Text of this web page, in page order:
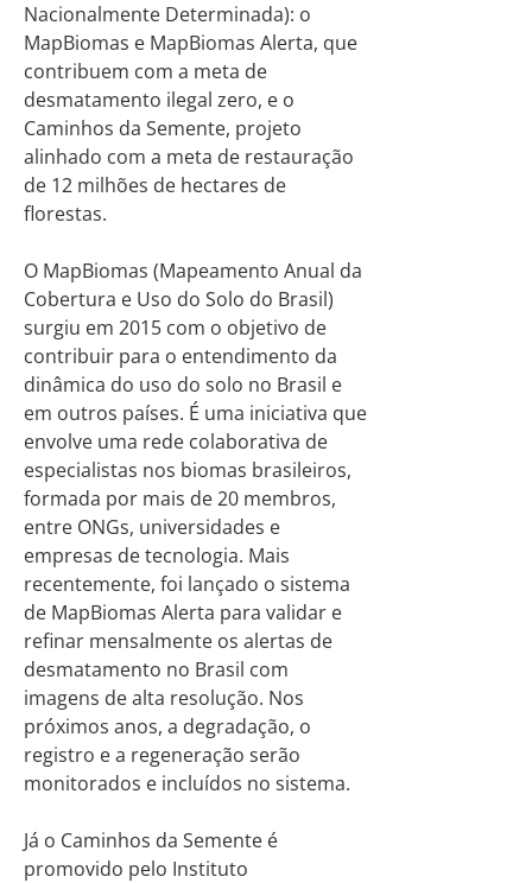
Nacionalmente Determinada): o
MapBiomas e MapBiomas Alerta, que
contribuem com a meta de
desmatamento ilegal zero, e o
Caminhos da Semente, projeto
alinhado com a meta de restauração
de 12 milhões de hectares de
florestas.
O MapBiomas (Mapeamento Anual da
Cobertura e Uso do Solo do Brasil)
surgiu em 2015 com o objetivo de
contribuir para o entendimento da
dinâmica do uso do solo no Brasil e
em outros países. É uma iniciativa que
envolve uma rede colaborativa de
especialistas nos biomas brasileiros,
formada por mais de 20 membros,
entre ONGs, universidades e
empresas de tecnologia. Mais
recentemente, foi lançado o sistema
de MapBiomas Alerta para validar e
refinar mensalmente os alertas de
desmatamento no Brasil com
imagens de alta resolução. Nos
próximos anos, a degradação, o
registro e a regeneração serão
monitorados e incluídos no sistema.
Já o Caminhos da Semente é
promovido pelo Instituto